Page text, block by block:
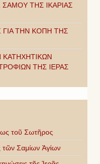
ΣΑΜΟΥ ΤΗΣ ΙΚΑΡΙΑΣ
ΤΗΝ ΚΟΠΗ ΤΗΣ
ΚΑΤΗΧΗΤΙΚΩΝ
ΤΗΣ ΙΕΡΑΣ
τοῦ Σωτῆρος
τῶν Σαμίων Ἁγίων